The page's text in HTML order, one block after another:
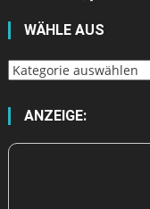
WÄHLE AUS
Wähle
ANZEIGE: